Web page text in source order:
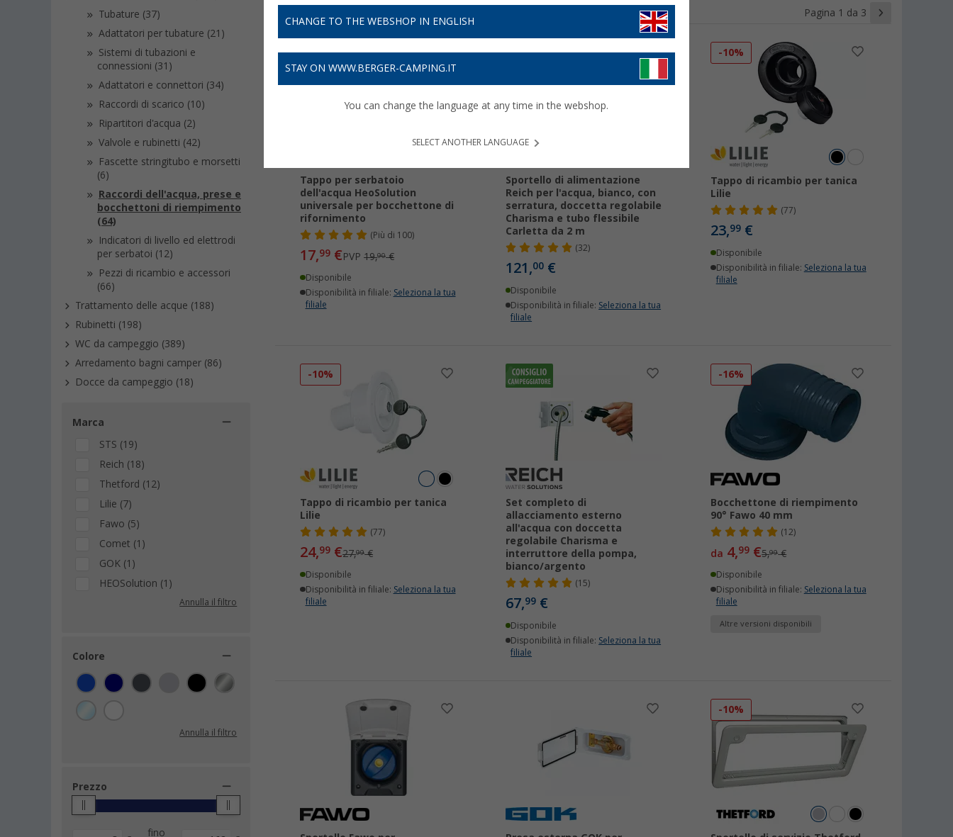
Tubature (37)
Adattatori per tubature (21)
Sistemi di tubazioni e
connessioni (31)
Adattatori e connettori (34)
Raccordi di scarico (10)
Ripartitori d'acqua (2)
Valvole e rubinetti (42)
Fascette stringitubo e morsetti
(6)
Raccordi dell'acqua, prese e
bocchettoni di riempimento
(64)
Indicatori di livello ed elettrodi
per serbatoi (12)
Pezzi di ricambio e accessori
(66)
Trattamento delle acque (188)
Rubinetti (198)
WC da campeggio (389)
Arredamento bagni camper (86)
Docce da campeggio (18)
Marca
STS (19)
Reich (18)
Thetford (12)
Lilie (7)
Fawo (5)
Comet (1)
GOK (1)
HEOSolution (1)
Annulla il filtro
Colore
Annulla il filtro
Prezzo
fino
Pagina 1 da 3
-9%
Tappo per serbatoio
dell'acqua HeoSolution
universale per bocchettone di
rifornimento
( Più di 100)
17,99 €PVP19,90€
Disponibile
Disponibilità in filiale: Seleziona la tua
filiale
Sportello di alimentazione
Reich per l'acqua, bianco, con
serratura, doccetta regolabile
Charisma e tubo flessibile
Carletta da 2 m
(32)
121,00€
Disponibile
Disponibilità in filiale: Seleziona la tua
filiale
-10%
Tappo di ricambio per tanica
Lilie
(77)
23,99 €
Disponibile
Disponibilità in filiale: Seleziona la tua
filiale
-10%
Tappo di ricambio per tanica
Lilie
(77)
24,99 €27,99€
Disponibile
Disponibilità in filiale: Seleziona la tua
filiale
Set completo di
allacciamento esterno
all'acqua con doccetta
regolabile Charisma e
interruttore della pompa,
bianco/argento
(15)
67,99€
Disponibile
Disponibilità in filiale: Seleziona la tua
filiale
-16%
Bocchettone di riempimento
90° Fawo 40 mm
(12)
da 4,99 €5,99€
Disponibile
Disponibilità in filiale: Seleziona la tua
filiale
Altre versioni disponibili
-10%
CHANGE TO THE WEBSHOP IN ENGLISH
STAY ON WWW.BERGER-CAMPING.IT
You can change the language at any time in the webshop.
SELECT ANOTHER LANGUAGE